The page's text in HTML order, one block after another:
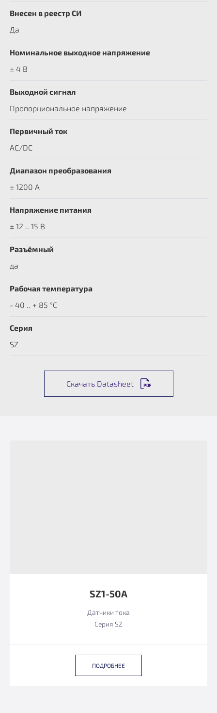
Внесен в реестр СИ
Да
Номинальное выходное напряжение
± 4 В
Выходной сигнал
Пропорциональное напряжение
Первичный ток
AC/DC
Диапазон преобразования
± 1200 A
Напряжение питания
± 12 .. 15 В
Разъёмный
да
Рабочая температура
- 40 .. + 85 °C
Серия
SZ
Скачать Datasheet
SZ1-50А
Датчики тока
Серия SZ
ПОДРОБНЕЕ